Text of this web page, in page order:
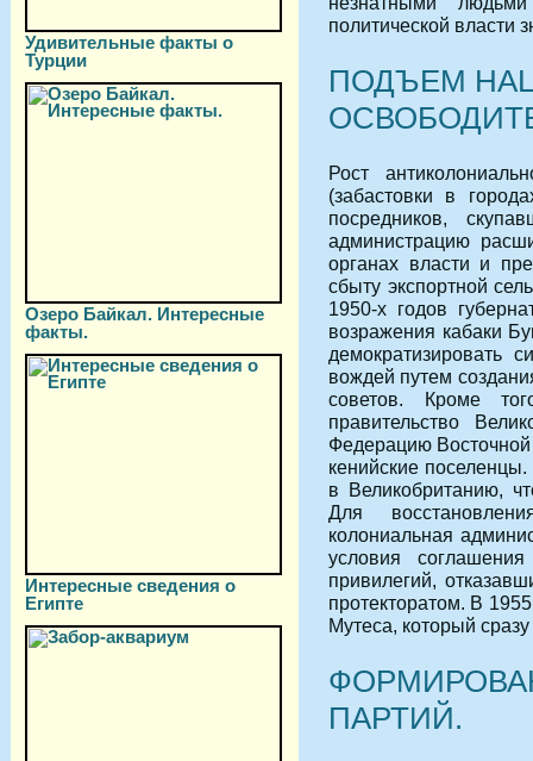
Удивительные факты о
Турции
Озеро Байкал. Интересные
факты.
Интересные сведения о
Египте
политической власти
ПОДЪЕМ
Рост
(забастовки в
посредников,
администрацию
органах власти и
сбыту экспортной
1950-х годов
возражения кабаки
демократизировать
вождей путем
советов. Кроме
правительство
Федерацию
кенийские
в Великобританию,
Для
колониальная
условия
привилегий,
протекторатом. В
Мутеса, который
ПАРТИЙ.